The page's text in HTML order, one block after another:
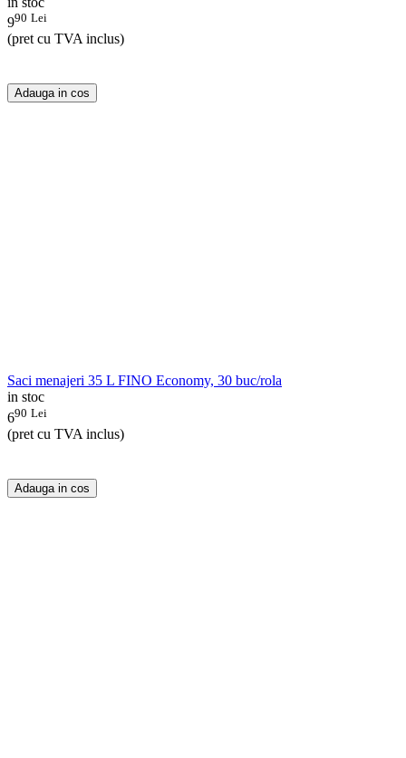
990 Lei
(pret cu TVA inclus)
Adauga in cos
Saci menajeri 35 L FINO Economy, 30 buc/rola
in stoc
690 Lei
(pret cu TVA inclus)
Adauga in cos